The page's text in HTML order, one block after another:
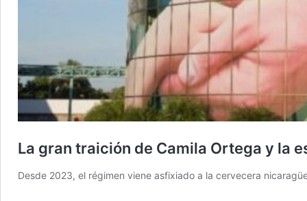
La gran traición de Camila Ortega y la
Desde 2023, el régimen viene asfixiado a la cervecera